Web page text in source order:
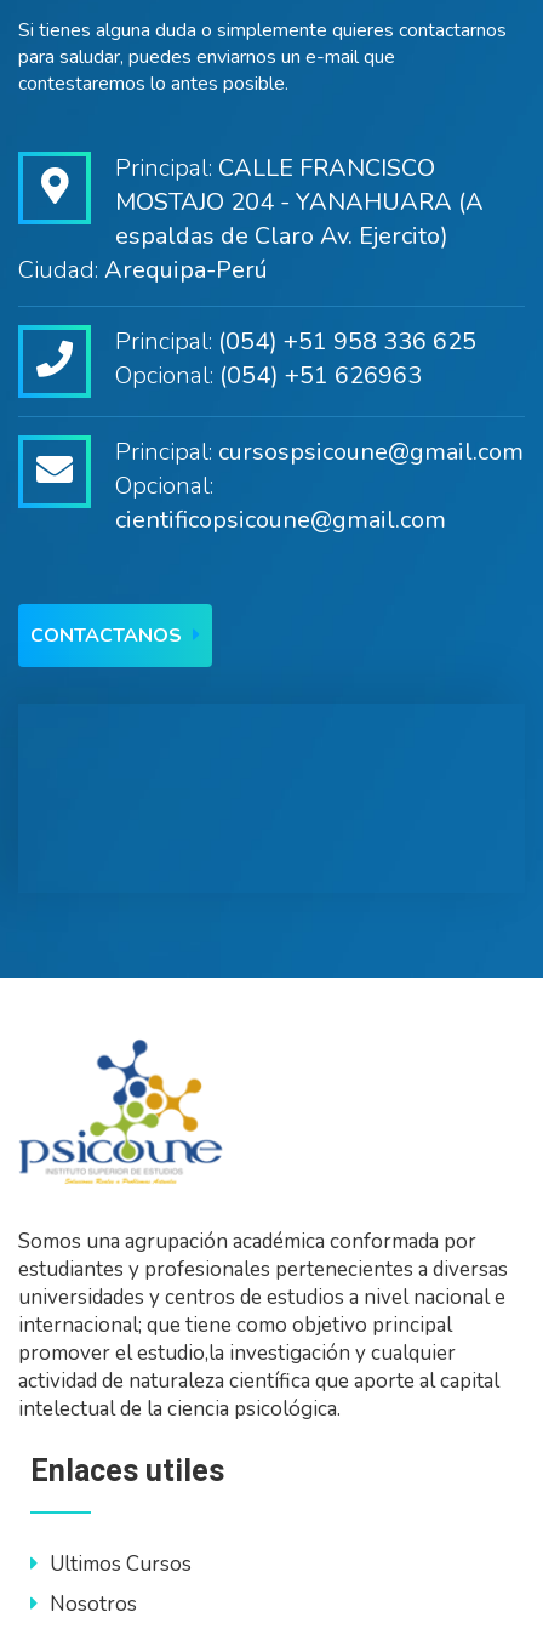
Si tienes alguna duda o simplemente quieres contactarnos
para saludar, puedes enviarnos un e-mail que
contestaremos lo antes posible.
Principal: CALLE FRANCISCO
MOSTAJO 204 - YANAHUARA (A
espaldas de Claro Av. Ejercito)
Ciudad: Arequipa-Perú
Principal: (054) +51 958 336 625
Opcional: (054) +51 626963
Principal: cursospsicoune@gmail.com
Opcional:
cientificopsicoune@gmail.com
CONTACTANOS
Somos una agrupación académica conformada por
estudiantes y profesionales pertenecientes a diversas
universidades y centros de estudios a nivel nacional e
internacional; que tiene como objetivo principal
promover el estudio,la investigación y cualquier
actividad de naturaleza científica que aporte al capital
intelectual de la ciencia psicológica.
Enlaces utiles
Ultimos Cursos
Nosotros